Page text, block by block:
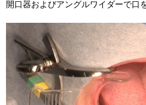
開口器およびアングルワイダーで口